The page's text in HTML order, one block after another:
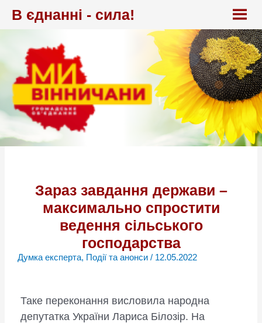
В єднанні - сила!
Зараз завдання держави –
максимально спростити
ведення сільського
господарства
Думка експерта, Події та анонси/ 12.05.2022
Таке переконання висловила народна
депутатка України Лариса Білозір. На